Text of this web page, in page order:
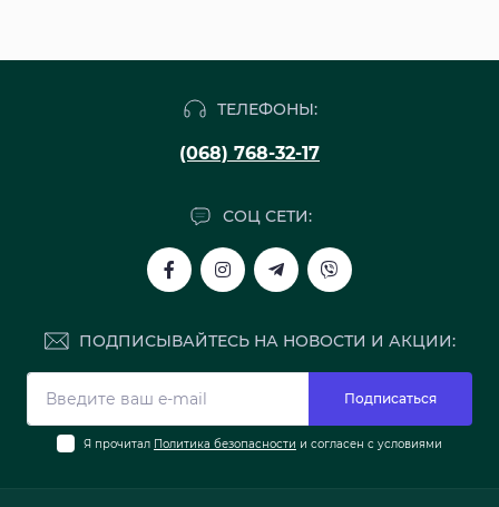
ТЕЛЕФОНЫ:
(068) 768-32-17
СОЦ СЕТИ:
ПОДПИСЫВАЙТЕСЬ НА НОВОСТИ И АКЦИИ:
Подписаться
Я прочитал Политика безопасности и согласен с условиями